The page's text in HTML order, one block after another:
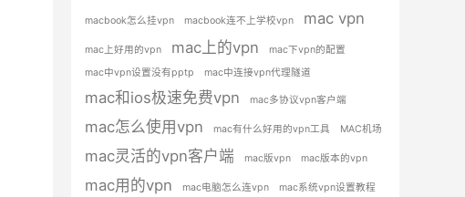
macbook怎么挂vpn macbook连不上学校vpn mac vpn
mac上好用的vpn mac上的vpn
mac下vpn的配置
mac中vpn设置没有pptp
mac中连接vpn代理隧道
mac和ios极速免费vpn mac多协议vpn客户端
mac怎么使用vpn mac有什么好用的vpn工具 MAC机场
mac灵活的vpn客户端 mac版vpn mac版本的vpn
mac用的vpn mac电脑怎么连vpn
mac系统vpn设置教程